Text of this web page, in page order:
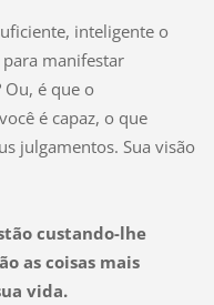
inteligente o
manifestar
é que o
é capaz, o que
julgamentos. Sua visão
custando-lhe
as coisas mais
vida.